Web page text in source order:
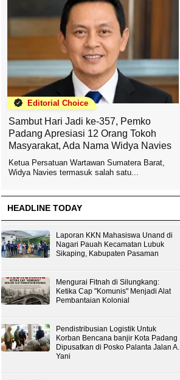
Editorial Choice
Sambut Hari Jadi ke-357, Pemko
Padang Apresiasi 12 Orang Tokoh
Masyarakat, Ada Nama Widya Navies
Ketua Persatuan Wartawan Sumatera Barat,
Widya Navies termasuk salah satu...
HEADLINE TODAY
Laporan KKN Mahasiswa Unand di
Nagari Pauah Kecamatan Lubuk
Sikaping, Kabupaten Pasaman
Mengurai Fitnah di Silungkang:
Ketika Cap "Komunis" Menjadi Alat
Pembantaian Kolonial
Pendistribusian Logistik Untuk
Korban Bencana banjir Kota Padang
Dipusatkan di Posko Palanta Jalan A.
Yani